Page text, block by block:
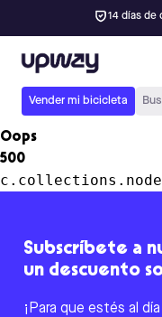
14 días de
Upway
Vender mi bicicleta
Oops
500
Subscríbete a
un descuento
¡Para que estés al